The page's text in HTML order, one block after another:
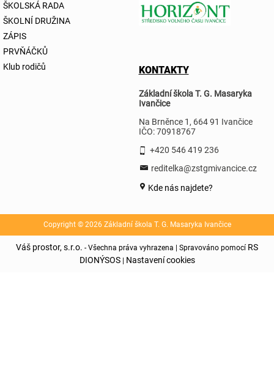
ŠKOLSKÁ RADA
ŠKOLNÍ DRUŽINA
ZÁPIS
PRVŇÁČKŮ
Klub rodičů
KONTAKTY
Základní škola T. G. Masaryka
Ivančice
Na Brněnce 1, 664 91 Ivančice
IČO: 70918767
+420 546 419 236
reditelka@zstgmivancice.cz
Kde nás najdete?
Copyright © 2026 Základní škola T. G. Masaryka Ivančice
Váš prostor, s.r.o. - Všechna práva vyhrazena | Spravováno pomocí RS
DIONÝSOS| Nastavení cookies